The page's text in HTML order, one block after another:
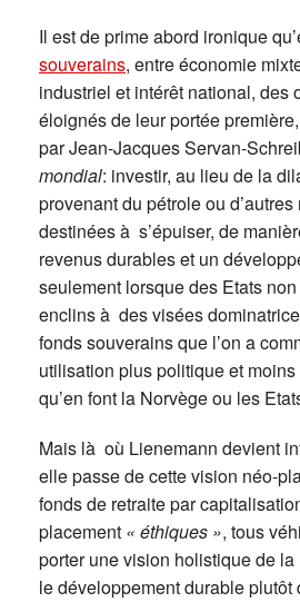
Il est de prime abord ironique
souverains, entre économie
industriel et intérêt national, des
éloignés de leur portée
par Jean-Jacques Servan-
mondial: investir, au lieu de la
provenant du pétrole ou
destinées à s’épuiser, de
revenus durables et un
seulement lorsque des Etats
enclins à des visées
fonds souverains que l’on a
utilisation plus politique et
qu’en font la Norvège ou les
Mais là où Lienemann devient
elle passe de cette vision néo-
fonds de retraite par
placement « éthiques », tous
porter une vision holistique de
le développement durable